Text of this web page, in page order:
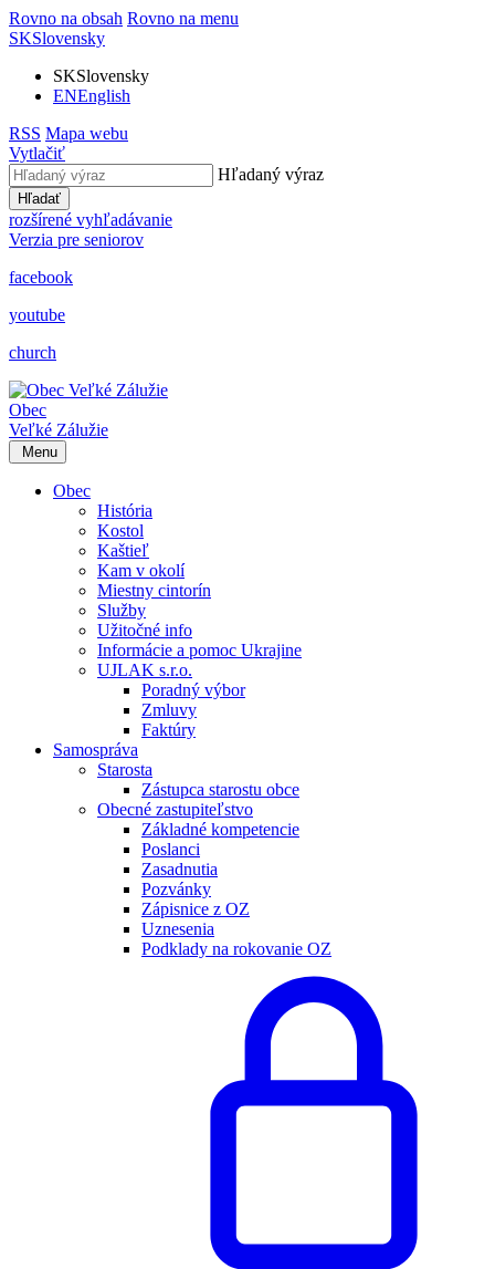
Rovno na obsah Rovno na menu
SKSlovensky
SKSlovensky
ENEnglish
RSS Mapa webu
Vytlačiť
Hľadaný výraz
Hľadať
rozšírené vyhľadávanie
Verzia pre seniorov
facebook
youtube
church
Obec
Veľké Zálužie
Menu
Obec
História
Kostol
Kaštieľ
Kam v okolí
Miestny cintorín
Služby
Užitočné info
Informácie a pomoc Ukrajine
UJLAK s.r.o.
Poradný výbor
Zmluvy
Faktúry
Samospráva
Starosta
Zástupca starostu obce
Obecné zastupiteľstvo
Základné kompetencie
Poslanci
Zasadnutia
Pozvánky
Zápisnice z OZ
Uznesenia
Podklady na rokovanie OZ